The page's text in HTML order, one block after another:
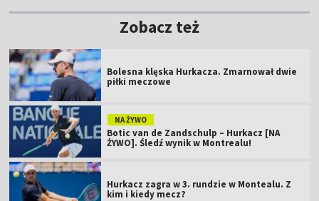
Zobacz też
Bolesna klęska Hurkacza. Zmarnował dwie
piłki meczowe
NA ŻYWO
Botic van de Zandschulp – Hurkacz [NA
ŻYWO]. Śledź wynik w Montrealu!
Hurkacz zagra w 3. rundzie w Montealu. Z
kim i kiedy mecz?